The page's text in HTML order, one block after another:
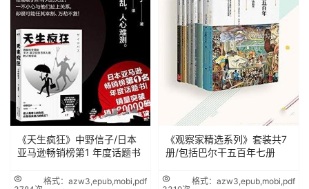
《天生疯狂》中野信子/日本
亚马逊畅销榜第1 年度话题书
格式：azw3,epub,mobi,pdf
《观察家精选系列》套装共7
册/包括巴尔干五百年七册
格式：azw3,epub,mobi,pdf